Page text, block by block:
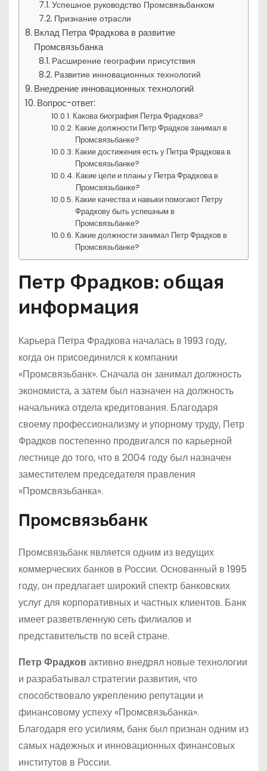
Успешное руководство Промсвязьбанком
Признание отрасли
Вклад Петра Фрадкова в развитие
Промсвязьбанка
Расширение географии присутствия
Развитие инновационных технологий
Внедрение инновационных технологий
Вопрос-ответ:
Какова биография Петра Фрадкова?
Какие должности Петр Фрадков занимал в
Промсвязьбанке?
Какие достижения есть у Петра Фрадкова в
Промсвязьбанке?
Какие цели и планы у Петра Фрадкова в
Промсвязьбанке?
Какие качества и навыки помогают Петру
Фрадкову быть успешным в
Промсвязьбанке?
Какие должности занимал Петр Фрадков в
Промсвязьбанке?
Петр Фрадков: общая
информация
Карьера Петра Фрадкова началась в 1993 году,
когда он присоединился к компании
«Промсвязьбанк». Сначала он занимал должность
экономиста, а затем был назначен на должность
начальника отдела кредитования. Благодаря
своему профессионализму и упорному труду, Петр
Фрадков постепенно продвигался по карьерной
лестнице до того, что в 2004 году был назначен
заместителем председателя правления
«Промсвязьбанка».
Промсвязьбанк
Промсвязьбанк является одним из ведущих
коммерческих банков в России. Основанный в 1995
году, он предлагает широкий спектр банковских
услуг для корпоративных и частных клиентов. Банк
имеет разветвленную сеть филиалов и
представительств по всей стране.
Петр Фрадковактивно внедрял новые технологии
и разрабатывал стратегии развития, что
способствовало укреплению репутации и
финансовому успеху «Промсвязьбанка».
Благодаря его усилиям, банк был признан одним из
самых надежных и инновационных финансовых
институтов в России.